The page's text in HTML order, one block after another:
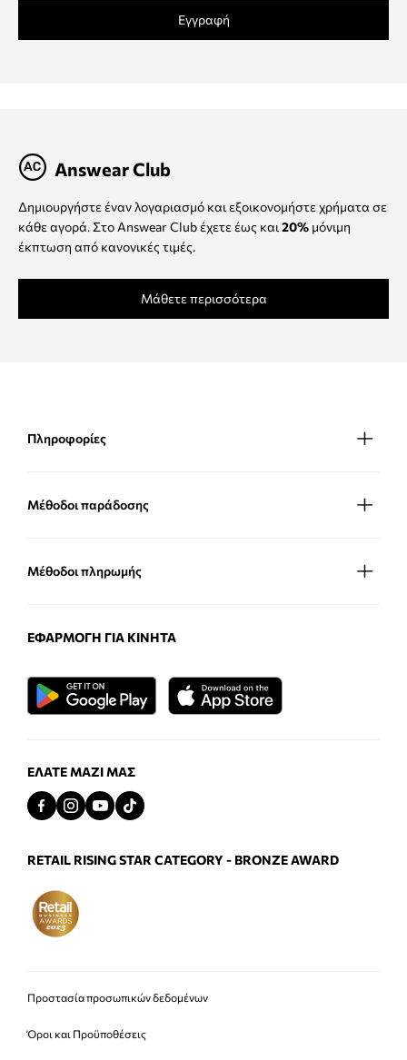
Εγγραφή
Answear Club
Δημιουργήστε έναν λογαριασμό και εξοικονομήστε χρήματα σε
κάθε αγορά. Στο Answear Club έχετε έως και 20% μόνιμη
έκπτωση από κανονικές τιμές.
Μάθετε περισσότερα
Πληροφορίες
Μέθοδοι παράδοσης
Μέθοδοι πληρωμής
ΕΦΑΡΜΟΓΉ ΓΙΑ ΚΙΝΗΤΆ
ΕΛΆΤΕ ΜΑΖΊ ΜΑΣ
RETAIL RISING STAR CATEGORY - BRONZE AWARD
Προστασία προσωπικών δεδομένων
Όροι και Προϋποθέσεις